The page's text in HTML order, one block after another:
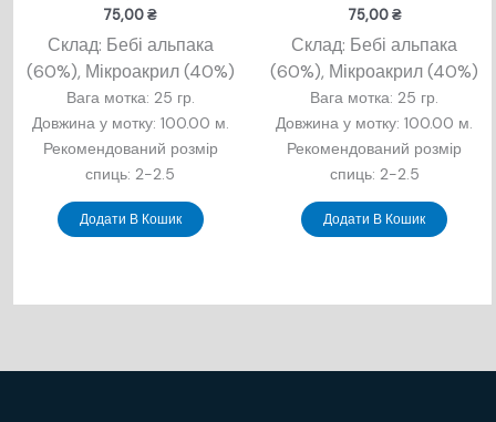
75,00₴
Склад: Бебі альпака
(60%), Мікроакрил (40%)
Вага мотка: 25 гр.
Довжина у мотку: 100.00 м.
Рекомендований розмір
спиць: 2-2.5
Додати В Кошик
75,00₴
Склад: Бебі альпака
(60%), Мікроакрил (40%)
Вага мотка: 25 гр.
Довжина у мотку: 100.00 м.
Рекомендований розмір
спиць: 2-2.5
Додати В Кошик